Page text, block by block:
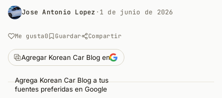
Jose Antonio Lopez · 1 de junio de 2026
Me gusta0 Guardar Compartir
Agregar Korean Car Blog en
Agrega Korean Car Blog a tus
fuentes preferidas en Google